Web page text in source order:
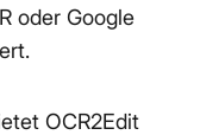
oder Google
OCR2Edit